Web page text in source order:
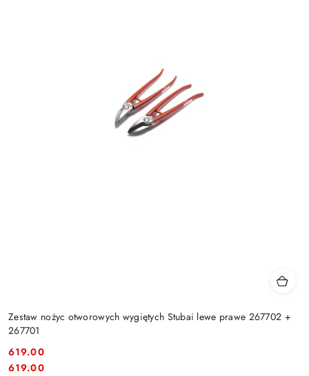
Zestaw nożyc otworowych wygiętych Stubai lewe prawe 267702 +
267701
Cena:
619.00
Cena:
619.00